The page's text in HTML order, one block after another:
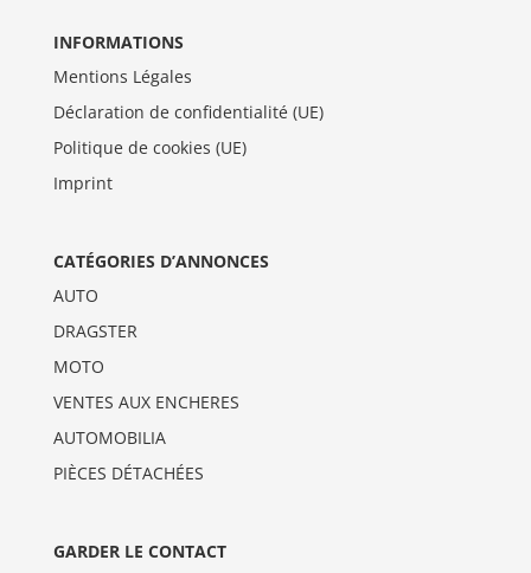
INFORMATIONS
Mentions Légales
Déclaration de confidentialité (UE)
Politique de cookies (UE)
Imprint
CATÉGORIES D’ANNONCES
AUTO
DRAGSTER
MOTO
VENTES AUX ENCHERES
AUTOMOBILIA
PIÈCES DÉTACHÉES
GARDER LE CONTACT